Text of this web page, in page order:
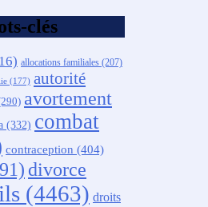
clés
allocations familiales (207)
(177) autorité
avortement
(332) combat
contraception (404)
divorce
(4463) droits